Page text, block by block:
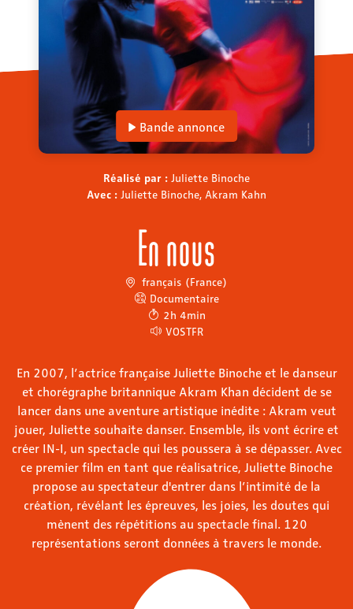
Bande annonce
Réalisé par : Juliette Binoche
Avec : Juliette Binoche, Akram Kahn
En nous
français (France)
Documentaire
2h 4min
VOSTFR
En 2007, l’actrice française Juliette Binoche et le danseur
et chorégraphe britannique Akram Khan décident de se
lancer dans une aventure artistique inédite : Akram veut
jouer, Juliette souhaite danser. Ensemble, ils vont écrire et
créer IN-I, un spectacle qui les poussera à se dépasser. Avec
ce premier film en tant que réalisatrice, Juliette Binoche
propose au spectateur d'entrer dans l’intimité de la
création, révélant les épreuves, les joies, les doutes qui
mènent des répétitions au spectacle final. 120
représentations seront données à travers le monde.